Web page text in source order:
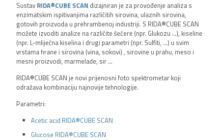
Sustav RIDA®CUBE SCAN dizajniran je za provođenje analiza s
enzimatskim ispitivanjima različitih sirovina, ulaznih sirovina,
gotovih proizvoda u prehrambenoj industriji. S RIDA®CUBE SCAN
možete izvoditi analize na različite šećere (npr. Glukozu ...), kiseline
(npr. L-mliječna kiselina i drugi parametri (npr. Sulfiti, ...) u svim
vrstama hrane i sirovina (vina, sokovi) , sirovine u prahu, meso i
mesni proizvodi, marmelade, sir ...
RIDA®CUBE SCAN je novi prijenosni foto spektrometar koji
odražava kombinaciju najnovije tehnologije.
Parametri:
Acetic acid RIDA®CUBE SCAN
Glucose RIDA®CUBE SCAN